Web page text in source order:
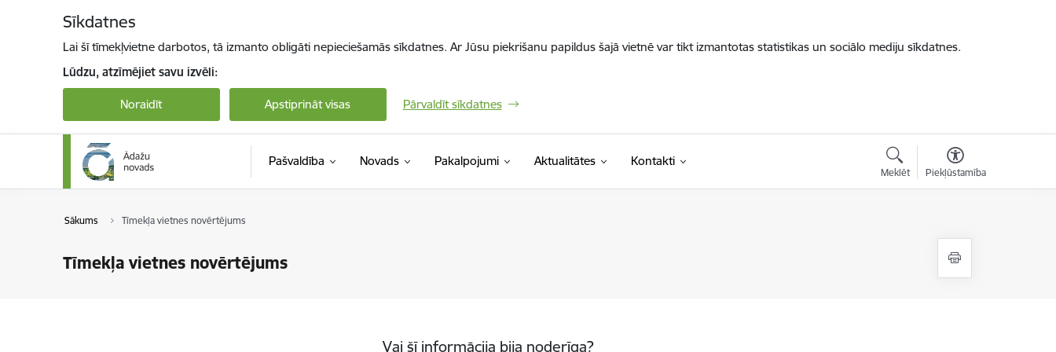
Sīkdatnes
Lai šī tīmekļvietne darbotos, tā izmanto obligāti nepieciešamās sīkdatnes. Ar Jūsu piekrišanu papildus šajā vietnē var tikt izmantotas statistikas un sociālo mediju sīkdatnes.
Lūdzu, atzīmējiet savu izvēli:
Noraidīt Apstiprināt visas Pārvaldīt sīkdatnes
Pašvaldība Novads Pakalpojumi Aktualitātes Kontakti
Meklēt Piekļūstamība
Sākums Tīmekļa vietnes novērtējums
Tīmekļa vietnes novērtējums
Vai šī informācija bija noderīga?